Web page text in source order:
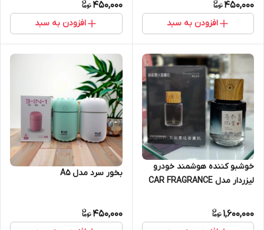
450,000
افزودن به سبد
450,000
افزودن به سبد
خوشبو کننده هوشمند خودرو
لیزردار مدل CAR FRAGRANCE
1,600,000
بخور سرد مدل A5
450,000